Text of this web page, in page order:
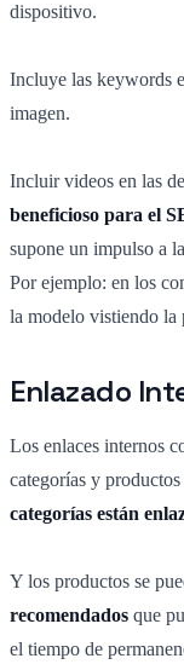
dispositivo.
Incluye las keywords
imagen.
Incluir videos en las
beneficioso para el
supone un impulso a
Por ejemplo: en los
la modelo vistiendo la
Enlazado
Los enlaces internos
categorías y
categorías están
Y los productos se
recomendados que
el tiempo de